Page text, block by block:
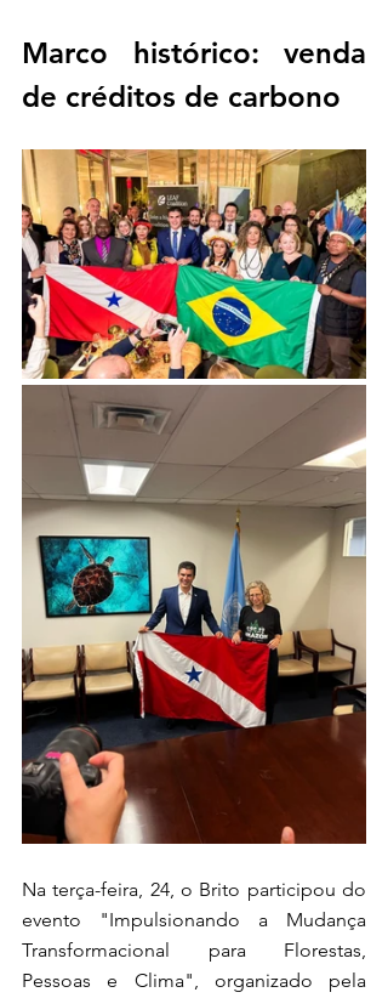
Marco histórico: venda
de créditos de carbono
Na terça-feira, 24, o Brito participou do
evento "Impulsionando a Mudança
Transformacional para Florestas,
Pessoas e Clima", organizado pela